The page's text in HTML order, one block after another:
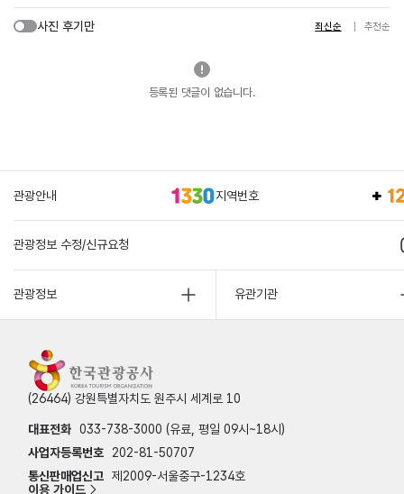
사진 후기만 최신순 추천순
등록된 댓글이 없습니다.
관광안내 지역번호
관광정보 수정/신규요청
관광정보 유관기관
(26464) 강원특별자치도 원주시 세계로 10
대표전화 033-738-3000 (유료, 평일 09시~18시)
사업자등록번호
202-81-50707
통신판매업신고 제2009-서울중구-1234호
이용 가이드